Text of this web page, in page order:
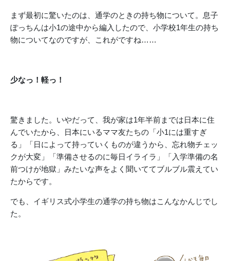
まず最初に驚いたのは、通学のときの持ち物について。息子
ぽっちんは小1の途中から編入したので、小学校1年生の持ち
物についてなのですが、これがですね……
少なっ！軽っ！
驚きました。いやだって、我が家は1年半前までは日本に住
んでいたから、日本にいるママ友たちの「小1には重すぎ
る」「日によって持っていくものが違うから、忘れ物チェッ
クが大変」「準備させるのに毎日イライラ」「入学準備の名
前つけが地獄」みたいな声をよく聞いててブルブル震えてい
たからです。
でも、イギリス式小学生の通学の持ち物はこんなかんじでし
た。